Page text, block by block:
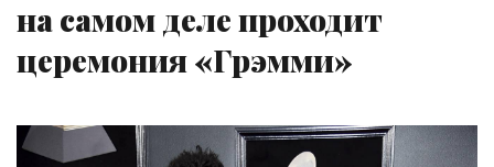
на самом деле проходит
церемония «Грэмми»